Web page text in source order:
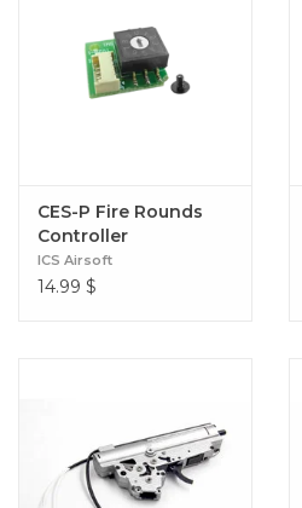
CES-P Fire Rounds
Controller
ICS Airsoft
14.99 $